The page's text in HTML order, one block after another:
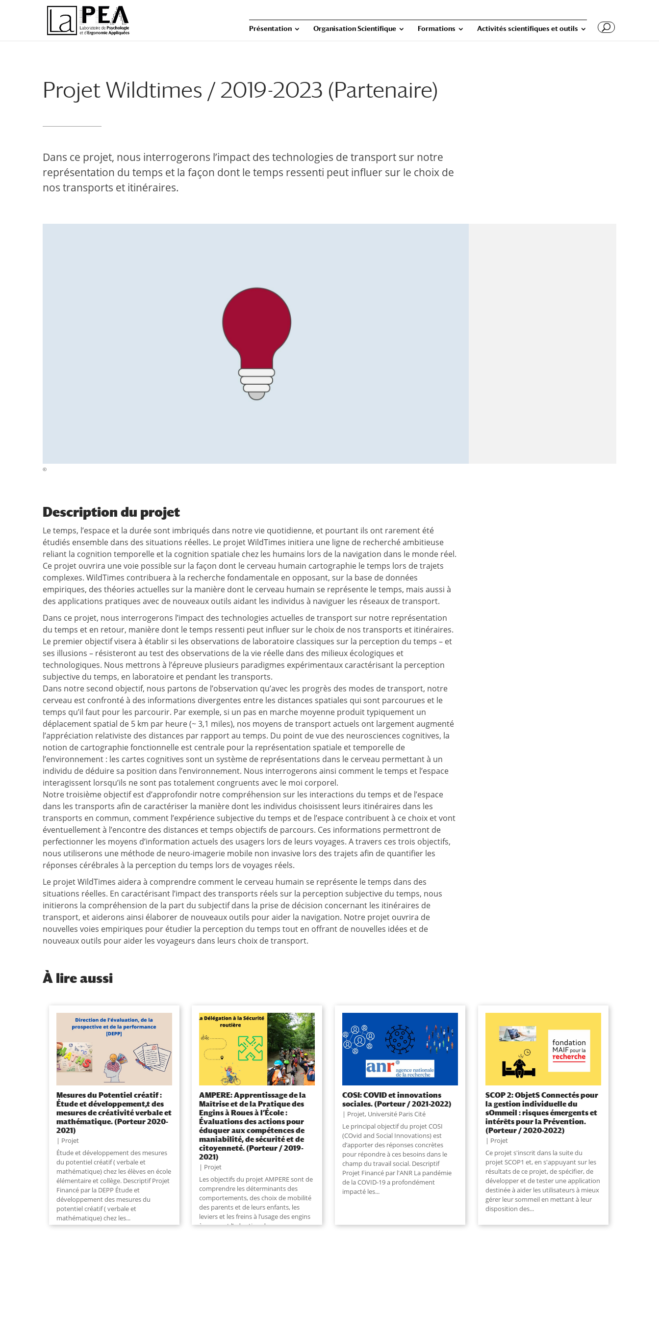
principal
navigation
Présentation Organisation Scientifique Formations Activités scientifiques et outils
Projet Wildtimes / 2019-2023 (Partenaire)
Dans ce projet, nous interrogerons l’impact des technologies de transport sur notre
représentation du temps et la façon dont le temps ressenti peut influer sur le choix de
nos transports et itinéraires.
©
Description du projet
Le temps, l’espace et la durée sont imbriqués dans notre vie quotidienne, et pourtant ils ont rarement été
étudiés ensemble dans des situations réelles. Le projet WildTimes initiera une ligne de recherché ambitieuse
reliant la cognition temporelle et la cognition spatiale chez les humains lors de la navigation dans le monde réel.
Ce projet ouvrira une voie possible sur la façon dont le cerveau humain cartographie le temps lors de trajets
complexes. WildTimes contribuera à la recherche fondamentale en opposant, sur la base de données
empiriques, des théories actuelles sur la manière dont le cerveau humain se représente le temps, mais aussi à
des applications pratiques avec de nouveaux outils aidant les individus à naviguer les réseaux de transport.
Dans ce projet, nous interrogerons l’impact des technologies actuelles de transport sur notre représentation
du temps et en retour, manière dont le temps ressenti peut influer sur le choix de nos transports et itinéraires.
Le premier objectif visera à établir si les observations de laboratoire classiques sur la perception du temps – et
ses illusions – résisteront au test des observations de la vie réelle dans des milieux écologiques et
technologiques. Nous mettrons à l’épreuve plusieurs paradigmes expérimentaux caractérisant la perception
subjective du temps, en laboratoire et pendant les transports.
Dans notre second objectif, nous partons de l’observation qu’avec les progrès des modes de transport, notre
cerveau est confronté à des informations divergentes entre les distances spatiales qui sont parcourues et le
temps qu’il faut pour les parcourir. Par exemple, si un pas en marche moyenne produit typiquement un
déplacement spatial de 5 km par heure (~ 3,1 miles), nos moyens de transport actuels ont largement augmenté
l’appréciation relativiste des distances par rapport au temps. Du point de vue des neurosciences cognitives, la
notion de cartographie fonctionnelle est centrale pour la représentation spatiale et temporelle de
l’environnement : les cartes cognitives sont un système de représentations dans le cerveau permettant à un
individu de déduire sa position dans l’environnement. Nous interrogerons ainsi comment le temps et l’espace
interagissent lorsqu’ils ne sont pas totalement congruents avec le moi corporel.
Notre troisième objectif est d’approfondir notre compréhension sur les interactions du temps et de l’espace
dans les transports afin de caractériser la manière dont les individus choisissent leurs itinéraires dans les
transports en commun, comment l’expérience subjective du temps et de l’espace contribuent à ce choix et vont
éventuellement à l’encontre des distances et temps objectifs de parcours. Ces informations permettront de
perfectionner les moyens d’information actuels des usagers lors de leurs voyages. A travers ces trois objectifs,
nous utiliserons une méthode de neuro-imagerie mobile non invasive lors des trajets afin de quantifier les
réponses cérébrales à la perception du temps lors de voyages réels.
Le projet WildTimes aidera à comprendre comment le cerveau humain se représente le temps dans des
situations réelles. En caractérisant l’impact des transports réels sur la perception subjective du temps, nous
initierons la compréhension de la part du subjectif dans la prise de décision concernant les itinéraires de
transport, et aiderons ainsi élaborer de nouveaux outils pour aider la navigation. Notre projet ouvrira de
nouvelles voies empiriques pour étudier la perception du temps tout en offrant de nouvelles idées et de
nouveaux outils pour aider les voyageurs dans leurs choix de transport.
À lire aussi
Mesures du Potentiel créatif :
Étude et développement,t des
mesures de créativité verbale et
mathématique. (Porteur 2020-
2021)
Projet
Étude et développement des mesures
du potentiel créatif ( verbale et
mathématique) chez les élèves en école
élémentaire et collège. Descriptif Projet
Financé par la DEPP Étude et
développement des mesures du
potentiel créatif ( verbale et
mathématique) chez les...
AMPERE: Apprentissage de la
Maîtrise et de la Pratique des
Engins à Roues à l’École :
Évaluations des actions pour
éduquer aux compétences de
maniabilité, de sécurité et de
citoyenneté. (Porteur / 2019-
2021)
Projet
Les objectifs du projet AMPERE sont de
comprendre les déterminants des
comportements, des choix de mobilité
des parents et de leurs enfants, les
leviers et les freins à l’usage des engins
à roues, et l’adoption des
COSI: COVID et innovations
sociales. (Porteur / 2021-2022)
Projet, Université Paris Cité
Le principal objectif du projet COSI
(COvid and Social Innovations) est
d’apporter des réponses concrètes
pour répondre à ces besoins dans le
champ du travail social. Descriptif
Projet Financé par l'ANR La pandémie
de la COVID-19 a profondément
impacté les...
SCOP 2: ObjetS Connectés pour
la gestion individuelle du
sOmmeil : risques émergents et
intérêts pour la Prévention.
(Porteur / 2020-2022)
Projet
Ce projet s'inscrit dans la suite du
projet SCOP1 et, en s'appuyant sur les
résultats de ce projet, de spécifier, de
développer et de tester une application
destinée à aider les utilisateurs à mieux
gérer leur sommeil en mettant à leur
disposition des...